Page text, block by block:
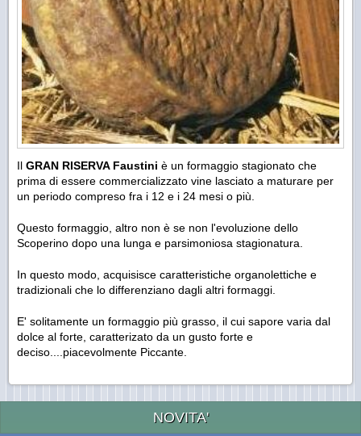
Il GRAN RISERVA Faustini è un formaggio stagionato che
prima di essere commercializzato vine lasciato a maturare per
un periodo compreso fra i 12 e i 24 mesi o più.
Questo formaggio, altro non è se non l'evoluzione dello
Scoperino dopo una lunga e parsimoniosa stagionatura.
In questo modo, acquisisce caratteristiche organolettiche e
tradizionali che lo differenziano dagli altri formaggi.
E' solitamente un formaggio più grasso, il cui sapore varia dal
dolce al forte, caratterizato da un gusto forte e
deciso....piacevolmente Piccante.
NOVITA'